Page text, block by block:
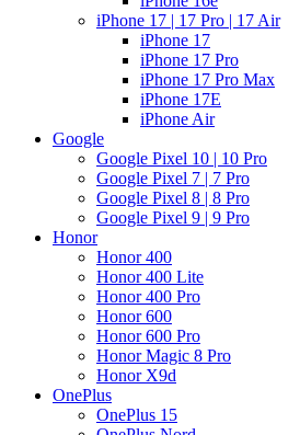
iPhone 17 | 17 Pro | 17 Air
iPhone 17
iPhone 17 Pro
iPhone 17 Pro Max
iPhone 17E
iPhone Air
Google
Google Pixel 10 | 10 Pro
Google Pixel 7 | 7 Pro
Google Pixel 8 | 8 Pro
Google Pixel 9 | 9 Pro
Honor
Honor 400
Honor 400 Lite
Honor 400 Pro
Honor 600
Honor 600 Pro
Honor Magic 8 Pro
Honor X9d
OnePlus
OnePlus 15